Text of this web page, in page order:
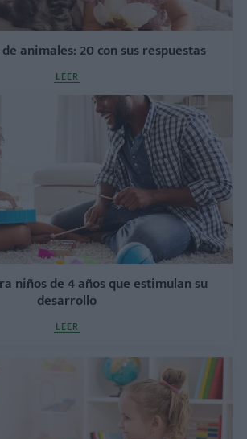
animales: 20 con sus respuestas
LEER
niños de 4 años que estimulan su
desarrollo
LEER